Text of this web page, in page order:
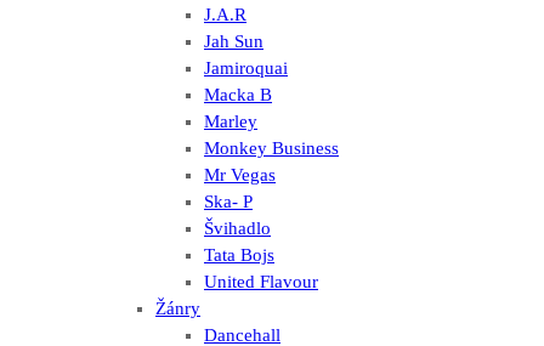
J.A.R
Jah Sun
Jamiroquai
Macka B
Marley
Monkey Business
Mr Vegas
Ska- P
Švihadlo
Tata Bojs
United Flavour
Žánry
Dancehall